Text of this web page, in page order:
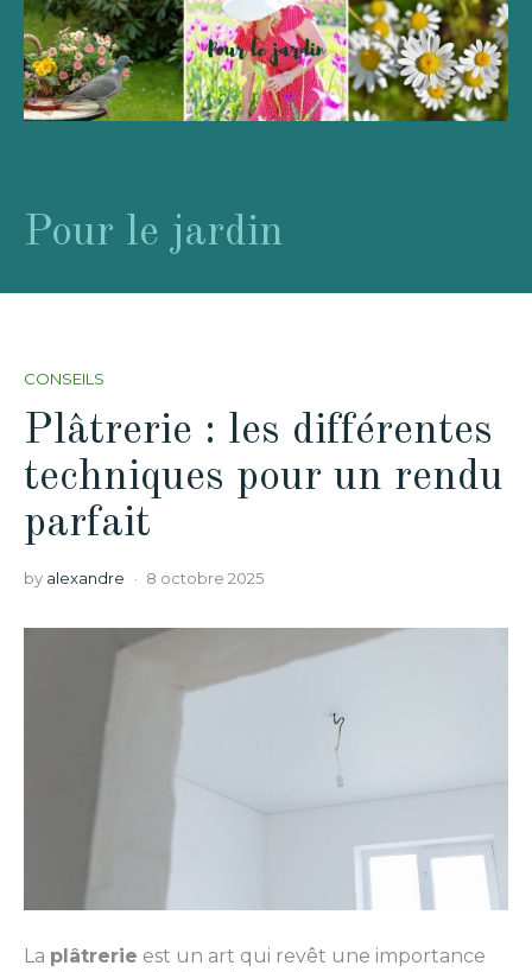
Pour le jardin
CONSEILS
Plâtrerie : les différentes
techniques pour un rendu
parfait
by alexandre 8 octobre 2025
La plâtrerie est un art qui revêt une importance